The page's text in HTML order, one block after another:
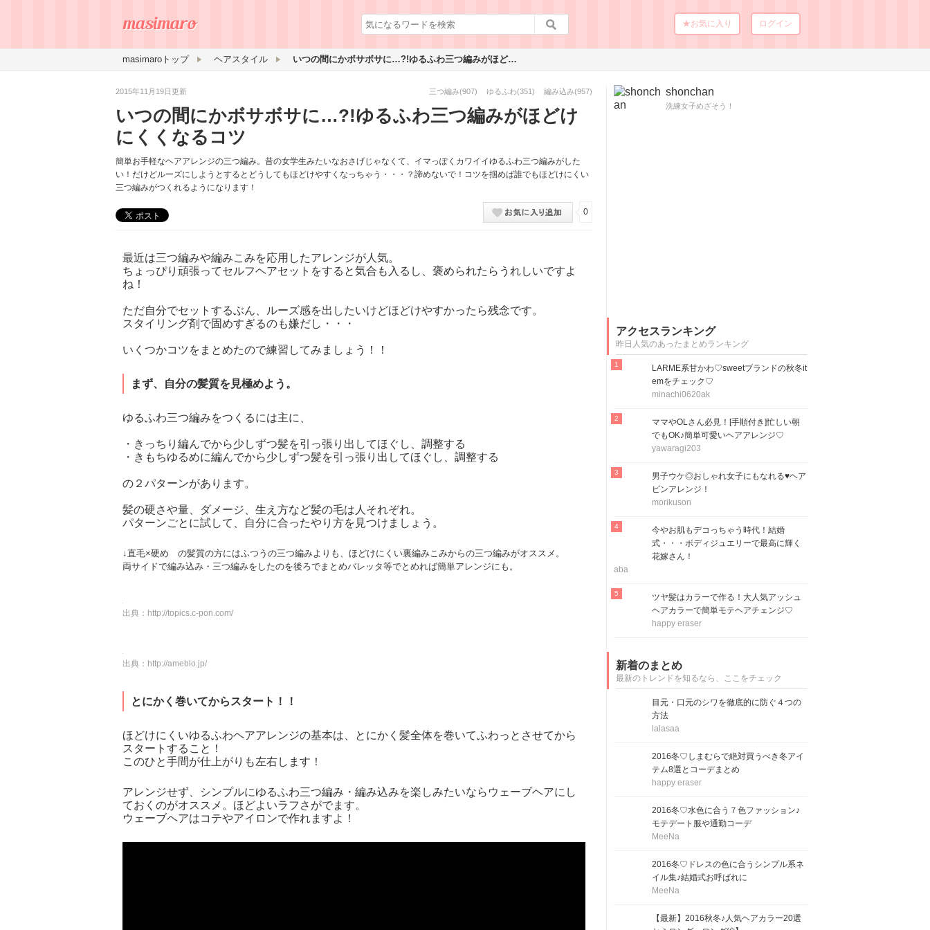
★お気に入り ログイン
masimaroトップ ヘアスタイル いつの間にかボサボサに…?!ゆるふわ三つ編みがほどけにくくなるコツ
2015年11月19日更新 三つ編み(907) ゆるふわ(351) 編み込み(957)
いつの間にかボサボサに…?!ゆるふわ三つ編みがほどけ
にくくなるコツ
簡単お手軽なヘアアレンジの三つ編み。昔の女学生みたいなおさげじゃなくて、イマっぽくカワイイゆるふわ三つ編みがした
い！だけどルーズにしようとするとどうしてもほどけやすくなっちゃう・・・？諦めないで！コツを掴めば誰でもほどけにくい
三つ編みがつくれるようになります！
0
最近は三つ編みや編みこみを応用したアレンジが人気。
ちょっぴり頑張ってセルフヘアセットをすると気合も入るし、褒められたらうれしいですよ
ね！
ただ自分でセットするぶん、ルーズ感を出したいけどほどけやすかったら残念です。
スタイリング剤で固めすぎるのも嫌だし・・・
いくつかコツをまとめたので練習してみましょう！！
まず、自分の髪質を見極めよう。
ゆるふわ三つ編みをつくるには主に、
・きっちり編んでから少しずつ髪を引っ張り出してほぐし、調整する
・きもちゆるめに編んでから少しずつ髪を引っ張り出してほぐし、調整する
の２パターンがあります。
髪の硬さや量、ダメージ、生え方など髪の毛は人それぞれ。
パターンごとに試して、自分に合ったやり方を見つけましょう。
↓直毛×硬め の髪質の方にはふつうの三つ編みよりも、ほどけにくい裏編みこみからの三つ編みがオススメ。
両サイドで編み込み・三つ編みをしたのを後ろでまとめバレッタ等でとめれば簡単アレンジにも。
出典： http://topics.c-pon.com/
出典： http://ameblo.jp/
とにかく巻いてからスタート！！
ほどけにくいゆるふわヘアアレンジの基本は、とにかく髪全体を巻いてふわっとさせてから
スタートすること！
このひと手間が仕上がりも左右します！
アレンジせず、シンプルにゆるふわ三つ編み・編み込みを楽しみたいならウェーブヘアにし
ておくのがオススメ。ほどよいラフさがでます。
ウェーブヘアはコテやアイロンで作れますよ！
shonchan
洗練女子めざそう！
アクセスランキング
昨日人気のあったまとめランキング
LARME系甘かわ♡sweetブランドの秋冬it
emをチェック♡
minachi0620ak
ママやOLさん必見！[手順付き]忙しい朝
でもOK♪簡単可愛いヘアアレンジ♡
yawaragi203
男子ウケ◎おしゃれ女子にもなれる♥ヘア
ピンアレンジ！
morikuson
今やお肌もデコっちゃう時代！結婚
式・・・ボディジュエリーで最高に輝く
花嫁さん！
aba
ツヤ髪はカラーで作る！大人気アッシュ
ヘアカラーで簡単モテヘアチェンジ♡
happy eraser
新着のまとめ
最新のトレンドを知るなら、ここをチェック
目元・口元のシワを徹底的に防ぐ４つの
方法
lalasaa
2016冬♡しまむらで絶対買うべき冬アイ
テム8選とコーデまとめ
happy eraser
2016冬♡水色に合う７色ファッション♪
モテデート服や通勤コーデ
MeeNa
2016冬♡ドレスの色に合うシンプル系ネ
イル集♪結婚式お呼ばれに
MeeNa
【最新】2016秋冬♪人気ヘアカラー20選